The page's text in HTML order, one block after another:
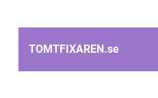
TOMTFIXAREN.se